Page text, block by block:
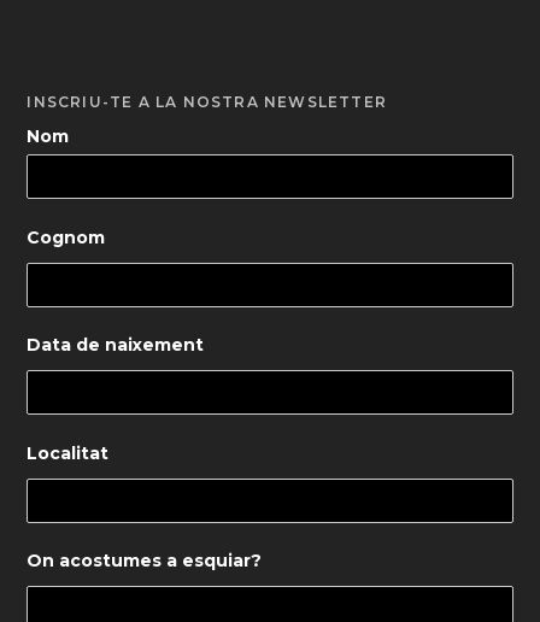
INSCRIU-TE A LA NOSTRA NEWSLETTER
Nom
Cognom
Data de naixement
Localitat
On acostumes a esquiar?